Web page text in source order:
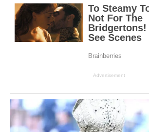
Advertisement